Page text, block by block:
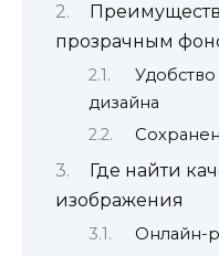
прозрачным
дизайна
Где найти
изображения
Онлайн-